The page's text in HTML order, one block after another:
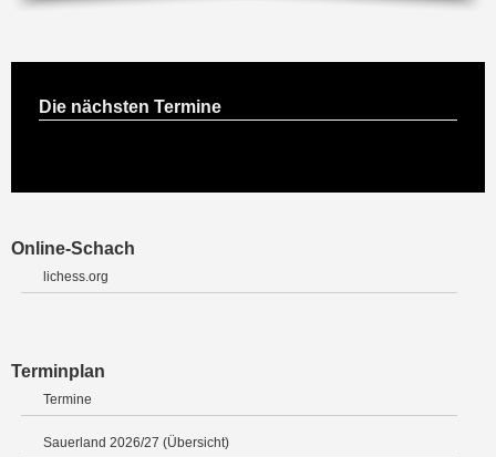
Die nächsten Termine
Online-Schach
lichess.org
Terminplan
Termine
Sauerland 2026/27 (Übersicht)